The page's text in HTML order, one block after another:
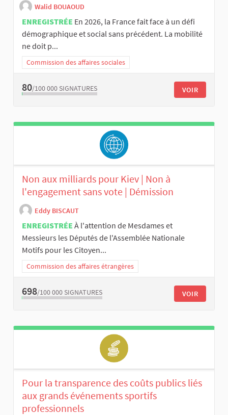
Walid BOUAOUD
ENREGISTRÉE En 2026, la France fait face à un défi
démographique et social sans précédent. La mobilité
ne doit p...
Commission des affaires sociales
80/100 000 SIGNATURES VOIR
Non aux milliards pour Kiev | Non à
l'engagement sans vote | Démission
Eddy BISCAUT
ENREGISTRÉE À l'attention de Mesdames et
Messieurs les Députés de l'Assemblée Nationale
Motifs pour les Citoyen...
Commission des affaires étrangères
698/100 000 SIGNATURES VOIR
Pour la transparence des coûts publics liés
aux grands événements sportifs
professionnels